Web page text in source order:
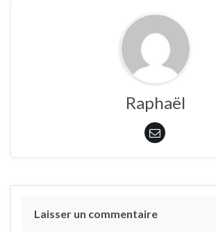
Raphaël
Laisser un commentaire